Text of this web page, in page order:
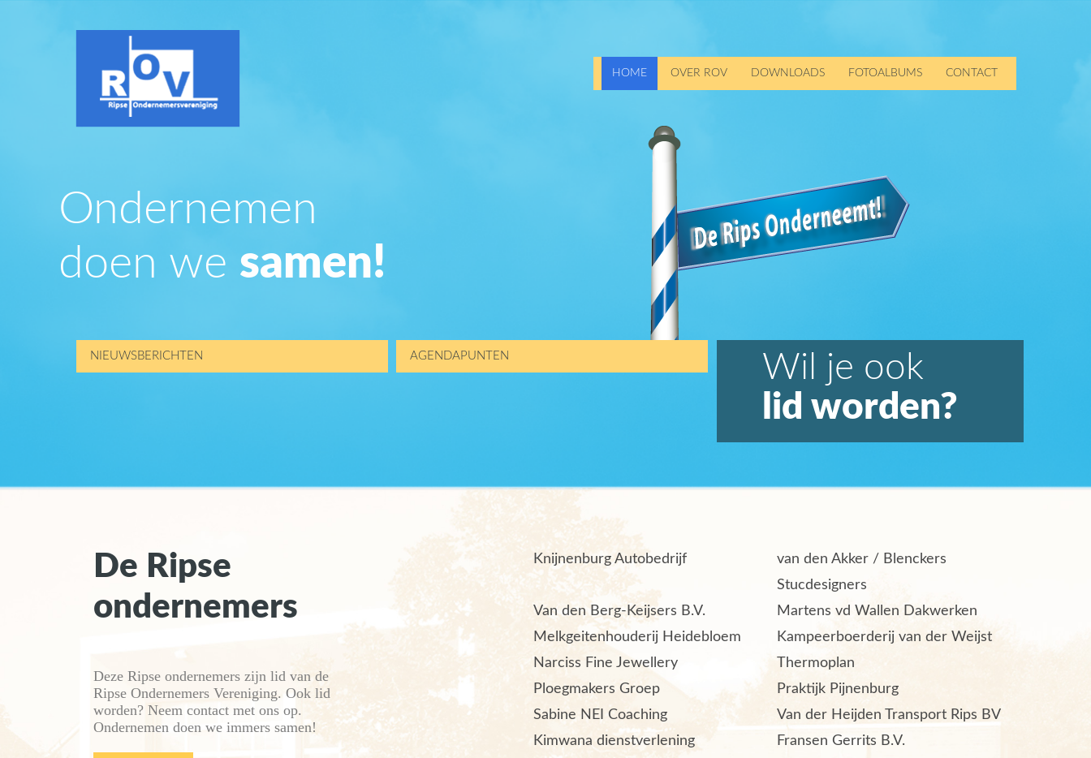
Ondernemen
doen we samen!
HOME OVER ROV DOWNLOADS FOTOALBUMS CONTACT
NIEUWSBERICHTEN AGENDAPUNTEN
Wil je ook
lid worden?
De Ripse
ondernemers
Deze Ripse ondernemers zijn lid van de
Ripse Ondernemers Vereniging. Ook lid
worden? Neem contact met ons op.
Ondernemen doen we immers samen!
Knijnenburg Autobedrijf
van den Akker / Blenckers
Stucdesigners
Van den Berg-Keijsers B.V.
Martens vd Wallen Dakwerken
Melkgeitenhouderij Heidebloem
Kampeerboerderij van der Weijst
Narciss Fine Jewellery
Thermoplan
Ploegmakers Groep
Praktijk Pijnenburg
Sabine NEI Coaching
Van der Heijden Transport Rips BV
Kimwana dienstverlening
Fransen Gerrits B.V.